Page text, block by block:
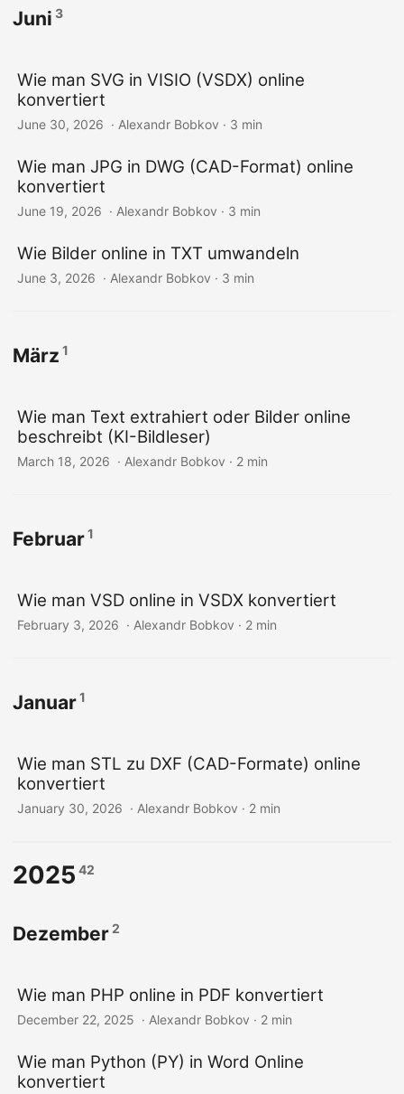
Juni 3
Wie man SVG in VISIO (VSDX) online
konvertiert
June 30, 2026 ‎ · Alexandr Bobkov · 3 min
Wie man JPG in DWG (CAD-Format) online
konvertiert
June 19, 2026 ‎ · Alexandr Bobkov · 3 min
Wie Bilder online in TXT umwandeln
June 3, 2026 ‎ · Alexandr Bobkov · 3 min
März 1
Wie man Text extrahiert oder Bilder online
beschreibt (KI-Bildleser)
March 18, 2026 ‎ · Alexandr Bobkov · 2 min
Februar1
Wie man VSD online in VSDX konvertiert
February 3, 2026 ‎ · Alexandr Bobkov · 2 min
Januar1
Wie man STL zu DXF (CAD-Formate) online
konvertiert
January 30, 2026 ‎ · Alexandr Bobkov · 2 min
2025 42
Dezember2
Wie man PHP online in PDF konvertiert
December 22, 2025 ‎ · Alexandr Bobkov · 2 min
Wie man Python (PY) in Word Online
konvertiert